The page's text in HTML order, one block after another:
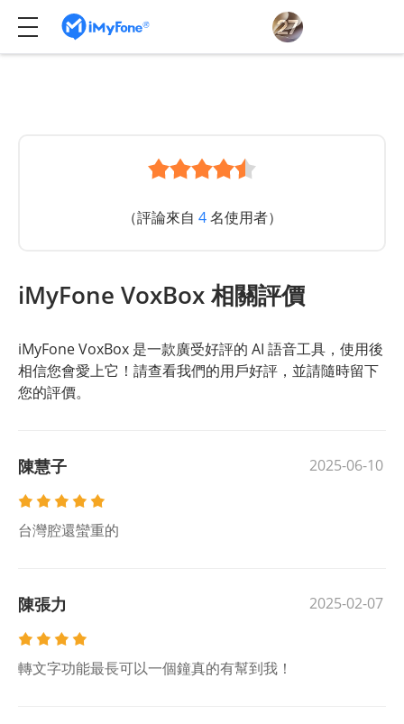
（評論來自 4名使用者）
iMyFone VoxBox 相關評價
iMyFone VoxBox 是一款廣受好評的 AI 語音工具，使用後
相信您會愛上它！請查看我們的用戶好評，並請隨時留下
您的評價。
陳慧子 2025-06-10
台灣腔還蠻重的
陳張力 2025-02-07
轉文字功能最長可以一個鐘真的有幫到我！